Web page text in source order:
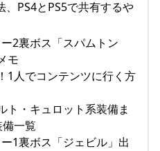
、PS4とPS5で共有するや
2裏ボス「スパムトン
モ
1人でコンテンツに行く方
ト・キュロット系装備ま
一覧
1裏ボス「ジェビル」出